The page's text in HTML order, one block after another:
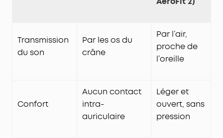
Transmission
du son
Par les os du
crâne
Par l’air,
proche de
l’oreille
Confort
Aucun contact
intra-
auriculaire
Léger et
ouvert, sans
pression